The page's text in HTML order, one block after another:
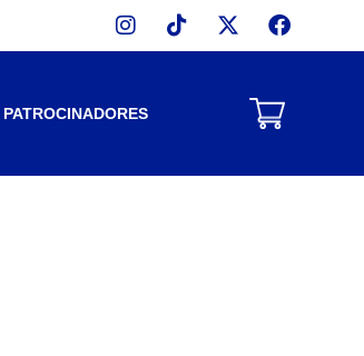
Instagram
Tiktok X-
twitter
Facebook
PATROCINADORES